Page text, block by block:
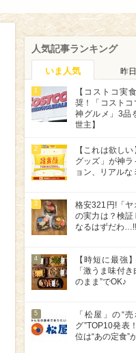
人気記事ランキング
いま人気 昨日
1
【コストコ実
奨！「コスト
神グルメ」3品
世主】
2
【これは欲し
グッズ」が神
ョン、リアル
3
格安321円!「ヤ
の実力は？検
なるはずだわ
4
【時短に最強
「激うま味付
のまま”でOK♪
5
「松屋」の“
グ”TOP10発表
位は“あの定食”